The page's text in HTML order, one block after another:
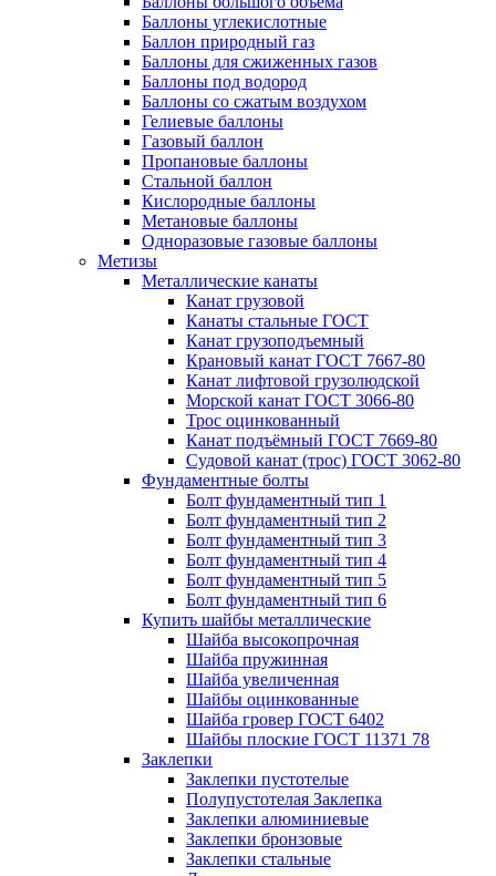
Баллоны углекислотные
Баллон природный газ
Баллоны для сжиженных газов
Баллоны под водород
Баллоны со сжатым воздухом
Гелиевые баллоны
Газовый баллон
Пропановые баллоны
Стальной баллон
Кислородные баллоны
Метановые баллоны
Одноразовые газовые баллоны
Метизы
Металлические канаты
Канат грузовой
Канаты стальные ГОСТ
Канат грузоподъемный
Крановый канат ГОСТ 7667-80
Канат лифтовой грузолюдской
Морской канат ГОСТ 3066-80
Трос оцинкованный
Канат подъёмный ГОСТ 7669-80
Судовой канат (трос) ГОСТ 3062-80
Фундаментные болты
Болт фундаментный тип 1
Болт фундаментный тип 2
Болт фундаментный тип 3
Болт фундаментный тип 4
Болт фундаментный тип 5
Болт фундаментный тип 6
Купить шайбы металлические
Шайба высокопрочная
Шайба пружинная
Шайба увеличенная
Шайбы оцинкованные
Шайба гровер ГОСТ 6402
Шайбы плоские ГОСТ 11371 78
Заклепки
Заклепки пустотелые
Полупустотелая Заклепка
Заклепки алюминиевые
Заклепки бронзовые
Заклепки стальные